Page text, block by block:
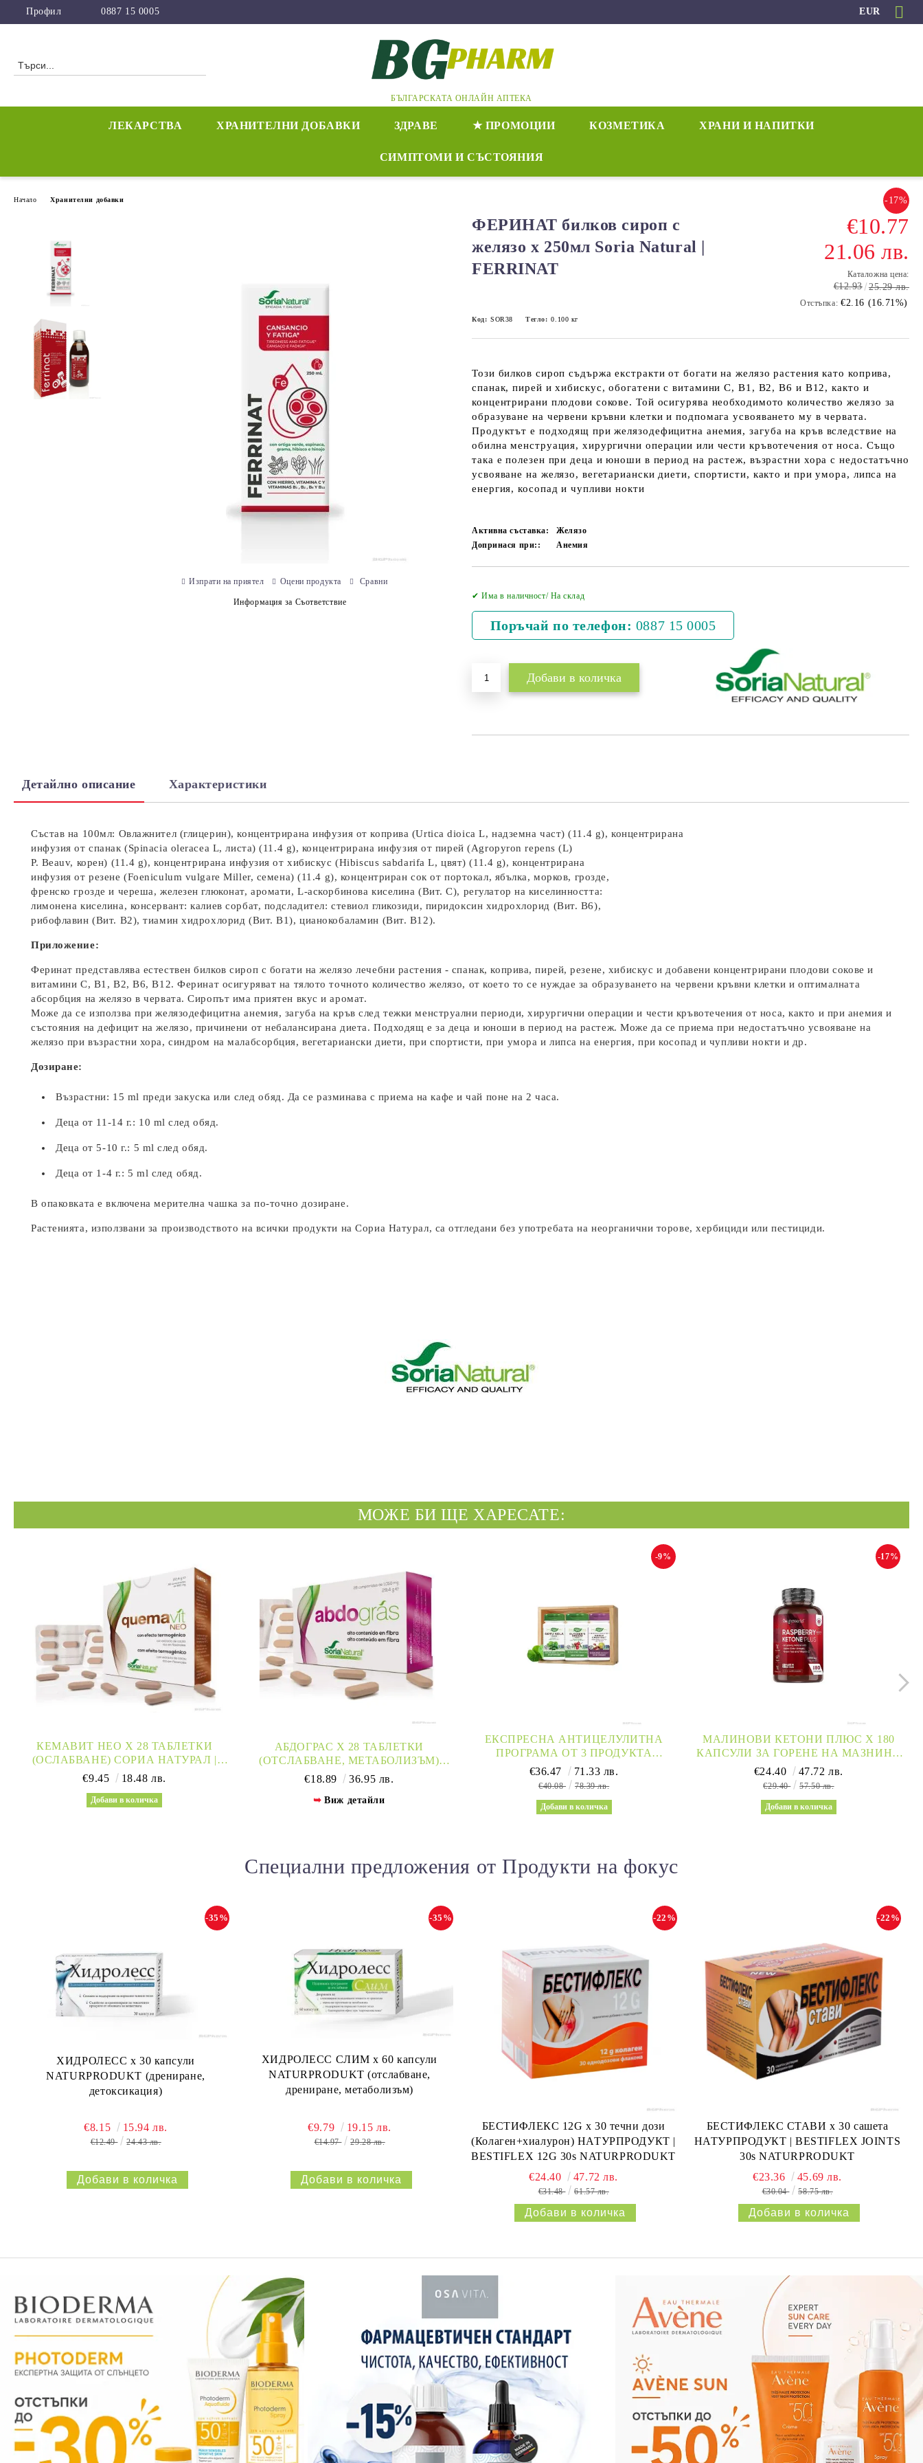
Профил 0887 15 0005 EUR
БЪЛГАРСКАТА ОНЛАЙН АПТЕКА
ЛЕКАРСТВА ХРАНИТЕЛНИ ДОБАВКИ ЗДРАВЕ ★ ПРОМОЦИИ КОЗМЕТИКА ХРАНИ И НАПИТКИ
СИМПТОМИ И СЪСТОЯНИЯ
Начало Хранителни добавки
ФЕРИНАТ билков сироп с
желязо х 250мл Soria Natural |
FERRINAT
-17%
€10.77
21.06 лв.
Каталожна цена:
€12.93 25.29 лв.
Отстъпка: €2.16 (16.71%)
Код: SOR38 Тегло: 0.100 кг
Този билков сироп съдържа екстракти от богати на желязо растения като коприва,
спанак, пирей и хибискус, обогатени с витамини C, B1, B2, B6 и B12, както и
концентрирани плодови сокове. Той осигурява необходимото количество желязо за
образуване на червени кръвни клетки и подпомага усвояването му в червата.
Продуктът е подходящ при желязодефицитна анемия, загуба на кръв вследствие на
обилна менструация, хирургични операции или чести кръвотечения от носа. Също
така е полезен при деца и юноши в период на растеж, възрастни хора с недостатъчно
усвояване на желязо, вегетариански диети, спортисти, както и при умора, липса на
енергия, косопад и чупливи нокти
Активна съставка:
Желязо
Допринася при::
Анемия
✔ Има в наличност/ На склад
Поръчай по телефон: 0887 15 0005
Изпрати на приятел Оцени продукта Сравни
Информация за Съответствие
Детайлно описание Характеристики
Състав на 100мл: Овлажнител (глицерин), концентрирана инфузия от коприва (Urtica dioica L, надземна част) (11.4 g), концентрирана
инфузия от спанак (Spinacia oleracea L, листа) (11.4 g), концентрирана инфузия от пирей (Agropyron repens (L)
P. Beauv, корен) (11.4 g), концентрирана инфузия от хибискус (Hibiscus sabdarifa L, цвят) (11.4 g), концентрирана
инфузия от резене (Foeniculum vulgare Miller, семена) (11.4 g), концентриран сок от портокал, ябълка, морков, грозде,
френско грозде и череша, железен глюконат, аромати, L-аскорбинова киселина (Вит. C), регулатор на киселинността:
лимонена киселина, консервант: калиев сорбат, подсладител: стевиол гликозиди, пиридоксин хидрохлорид (Вит. B6),
рибофлавин (Вит. B2), тиамин хидрохлорид (Вит. B1), цианокобаламин (Вит. B12).
Приложение:
Феринат представлява естествен билков сироп с богати на желязо лечебни растения - спанак, коприва, пирей, резене, хибискус и добавени концентрирани плодови сокове и
витамини C, B1, B2, B6, B12. Феринат осигуряват на тялото точното количество желязо, от което то се нуждае за образуването на червени кръвни клетки и оптималната
абсорбция на желязо в червата. Сиропът има приятен вкус и аромат.
Може да се използва при желязодефицитна анемия, загуба на кръв след тежки менструални периоди, хирургични операции и чести кръвотечения от носа, както и при анемия и
състояния на дефицит на желязо, причинени от небалансирана диета. Подходящ е за деца и юноши в период на растеж. Може да се приема при недостатъчно усвояване на
желязо при възрастни хора, синдром на малабсорбция, вегетариански диети, при спортисти, при умора и липса на енергия, при косопад и чупливи нокти и др.
Дозиране:
Възрастни: 15 ml преди закуска или след обяд. Да се разминава с приема на кафе и чай поне на 2 часа.
Деца от 11-14 г.: 10 ml след обяд.
Деца от 5-10 г.: 5 ml след обяд.
Деца от 1-4 г.: 5 ml след обяд.
В опаковката е включена мерителна чашка за по-точно дозиране.
Растенията, използвани за производството на всички продукти на Сориа Натурал, са отгледани без употребата на неорганични торове, хербициди или пестициди.
МОЖЕ БИ ЩЕ ХАРЕСАТЕ:
КЕМАВИТ НЕО Х 28 ТАБЛЕТКИ
(ОСЛАБВАНЕ) СОРИА НАТУРАЛ |
QUEMAVIT NEO
€9.45 18.48 лв.
АБДОГРАС Х 28 ТАБЛЕТКИ
(ОТСЛАБВАНЕ, МЕТАБОЛИЗЪМ)
SORIA NATURAL | ABDOGRAS
€18.89 36.95 лв.
Виж детайли
ЕКСПРЕСНА АНТИЦЕЛУЛИТНА
ПРОГРАМА ОТ 3 ПРОДУКТА
NATURE’S WAY | CELLULITE
CONTROL
-9%
€36.47 71.33 лв.
€40.08 78.39 лв.
МАЛИНОВИ КЕТОНИ ПЛЮС Х 180
КАПСУЛИ ЗА ГОРЕНЕ НА МАЗНИНИ
WEIGHT WORLD | RASPBERRY
KETONES PLUS
-17%
€24.40 47.72 лв.
€29.40 57.50 лв.
Специални предложения от Продукти на фокус
ХИДРОЛЕСС х 30 капсули
NATURPRODUKT (дрениране,
детоксикация)
-35%
€8.15 15.94 лв.
€12.49 24.43 лв.
ХИДРОЛЕСС СЛИМ х 60 капсули
NATURPRODUKT (отслабване,
дрениране, метаболизъм)
-35%
€9.79 19.15 лв.
€14.97 29.28 лв.
БЕСТИФЛЕКС 12G х 30 течни дози
(Колаген+хиалурон) НАТУРПРОДУКТ |
BESTIFLEX 12G 30s NATURPRODUKT
-22%
€24.40 47.72 лв.
€31.48 61.57 лв.
БЕСТИФЛЕКС СТАВИ х 30 сашета
НАТУРПРОДУКТ | BESTIFLEX JOINTS
30s NATURPRODUKT
-22%
€23.36 45.69 лв.
€30.04 58.75 лв.